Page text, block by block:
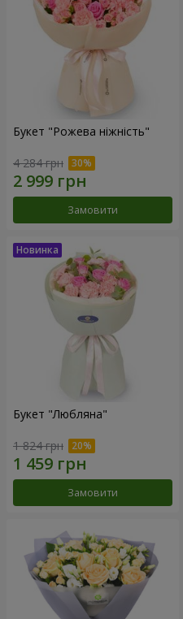
Букет "Рожева ніжність"
4 284 грн
Замовити
Букет "Любляна"
1 824 грн
Замовити